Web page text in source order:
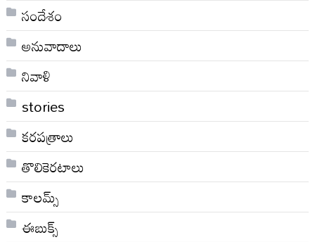
సందేశం
అనువాదాలు
నివాళి
stories
కరపత్రాలు
తొలికెరటాలు
కాలమ్స్
ఈబుక్స్